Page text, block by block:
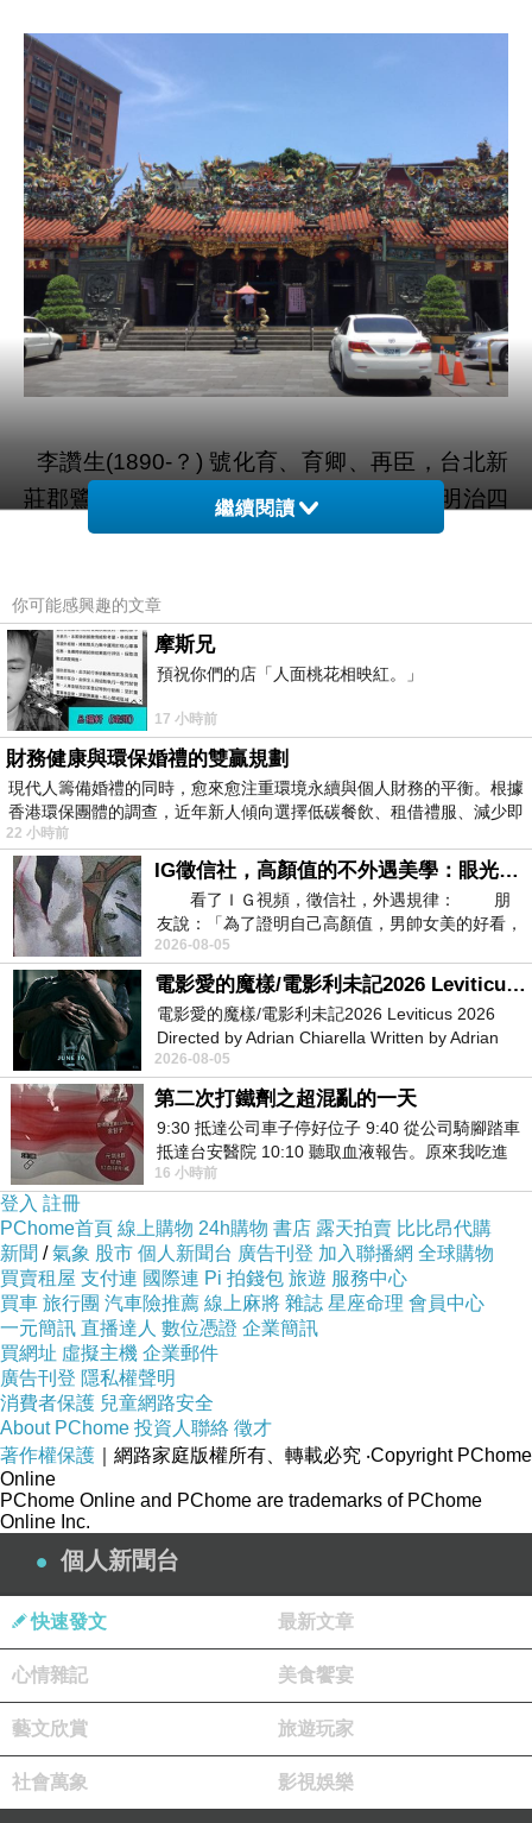
李讚生(1890- ？ )號化育、育卿、再臣，台北新
莊郡鷺洲庄人。前清秀才李聲元之長子，明治四
十一年（1909）畢業於台灣總督府國語學校師範
教師。
大正九年（ 1920）進入京都同志社大學法學部
當旁聽生，再轉入京都帝國大學經濟部，大正十
二年（1924）4月畢業，同時考入大學院深造，
獲得名師財部、小川兩博士之指導，學有所成。
李大前輩31歲時會往同志社就讀的原因，在
《同志社台灣校友的足跡探訪之旅---1辜斌甫與
李讚生》一文中曾介紹過，有興趣的人可前往瞭
解於此不再多介紹。
大正十三年（1925），他獲得台灣總督府總務
長官賀來佐太郎之推薦，派任為台灣總督府屬，
在官房調查課任職。大正十五年（1926）擔任海
山郡守，為日治時期當時的三個台灣人
一。
年任高雄州勸業課長， 年 月任新
竹州勸業課長。
光復後擔任台南縣〈台南縣、台南市、嘉義
縣、嘉義市〉建設局長。民國三十六年，因二二
八事件而退休告老退隱，不久移居日本。
繼續閱讀
你可能感興趣的文章
摩斯兄
預祝你們的店「人面桃花相映紅。」
17 小時前
財務健康與環保婚禮的雙贏規劃
現代人籌備婚禮的同時，愈來愈注重環境永續與個人財務的平衡。根據
香港環保團體的調查，近年新人傾向選擇低碳餐飲、租借禮服、減少即
22 小時前
IG徵信社，高顏值的不外遇美學：眼光太高也是一種防禦，為了證明我長得好看，我決定一輩子不外遇！
看了ＩＧ視頻，徵信社，外遇規律： 朋
友說：「為了證明自己高顏值，男帥女美的好看，
且眼光高，我決定一輩子不外遇。」
2026-08-05
電影愛的魔樣/電影利未記2026 Leviticus 2026
電影愛的魔樣/電影利未記2026 Leviticus 2026
Directed by Adrian Chiarella Written by Adrian
Chiarella Starring Joe Bird
2026-08-05
第二次打鐵劑之超混亂的一天
9:30 抵達公司車子停好位子 9:40 從公司騎腳踏車
抵達台安醫院 10:10 聽取血液報告。原來我吃進
去的 B12 彌可保並非沒有吸收而是超
16 小時前
登入 註冊
PChome首頁 線上購物 24h購物 書店 露天拍賣 比比昂代購
新聞 /氣象 股市 個人新聞台 廣告刊登 加入聯播網 全球購物
買賣租屋 支付連 國際連 Pi 拍錢包 旅遊 服務中心
買車 旅行團 汽車險推薦 線上麻將 雜誌 星座命理 會員中心
一元簡訊 直播達人 數位憑證 企業簡訊
買網址 虛擬主機 企業郵件
廣告刊登 隱私權聲明
消費者保護 兒童網路安全
About PChome 投資人聯絡 徵才
著作權保護 ｜網路家庭版權所有、轉載必究 ‧Copyright PChome
Online
PChome Online and PChome are trademarks of PChome
Online Inc.
個人新聞台
快速發文 最新文章
心情雜記 美食饗宴
藝文欣賞 旅遊玩家
社會萬象 影視娛樂